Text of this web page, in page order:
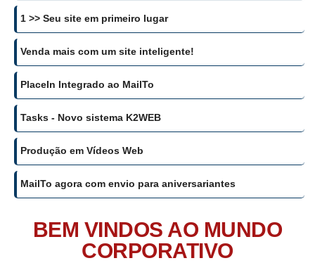
1 >> Seu site em primeiro lugar
Venda mais com um site inteligente!
PlaceIn Integrado ao MailTo
Tasks - Novo sistema K2WEB
Produção em Vídeos Web
MailTo agora com envio para aniversariantes
BEM VINDOS AO MUNDO
CORPORATIVO